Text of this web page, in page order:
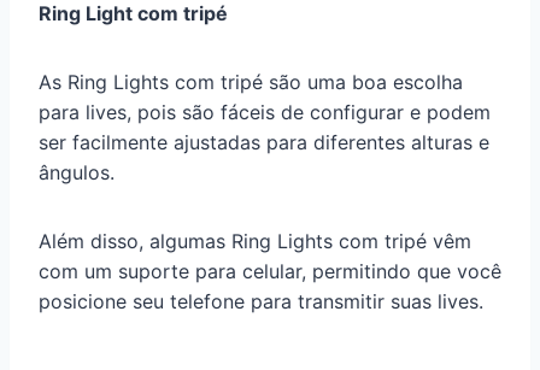
Ring Light com tripé
As Ring Lights com tripé são uma boa escolha
para lives, pois são fáceis de configurar e podem
ser facilmente ajustadas para diferentes alturas e
ângulos.
Além disso, algumas Ring Lights com tripé vêm
com um suporte para celular, permitindo que você
posicione seu telefone para transmitir suas lives.